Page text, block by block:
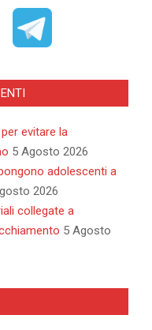
evitare la
5 Agosto 2026
adolescenti a
2026
collegate a
5 Agosto